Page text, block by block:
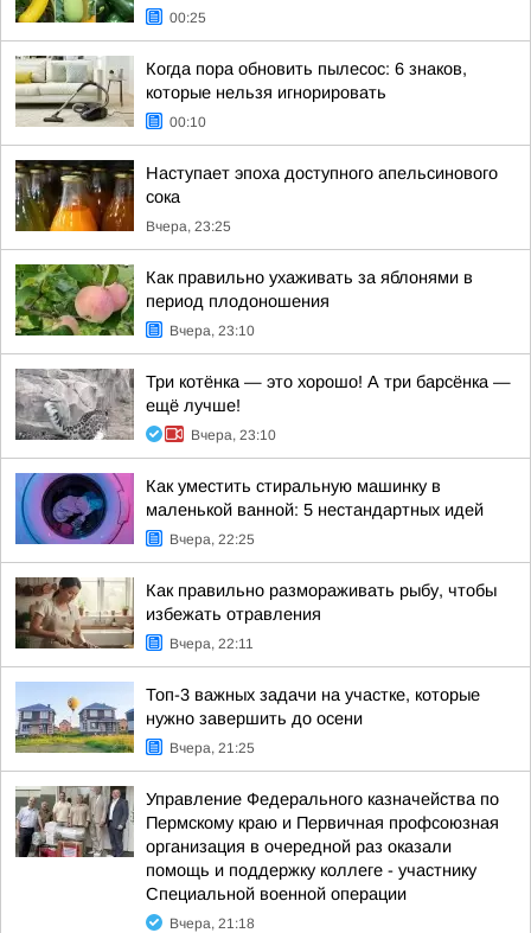
00:25
Когда пора обновить пылесос: 6 знаков,
которые нельзя игнорировать
00:10
Наступает эпоха доступного апельсинового
сока
Вчера, 23:25
Как правильно ухаживать за яблонями в
период плодоношения
Вчера, 23:10
Три котёнка — это хорошо! А три барсёнка —
ещё лучше!
Вчера, 23:10
Как уместить стиральную машинку в
маленькой ванной: 5 нестандартных идей
Вчера, 22:25
Как правильно размораживать рыбу, чтобы
избежать отравления
Вчера, 22:11
Топ-3 важных задачи на участке, которые
нужно завершить до осени
Вчера, 21:25
Управление Федерального казначейства по
Пермскому краю и Первичная профсоюзная
организация в очередной раз оказали
помощь и поддержку коллеге - участнику
Специальной военной операции
Вчера, 21:18